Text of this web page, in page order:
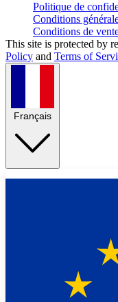
Politique de
Conditions
Conditions de
This site is protected by
Policy and Terms of
Français